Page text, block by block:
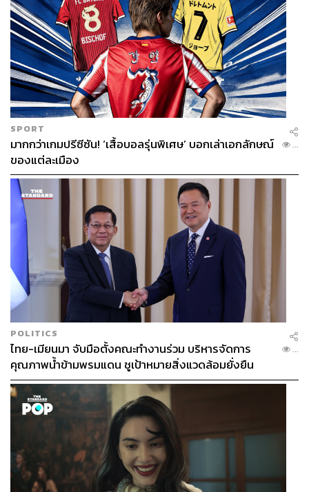
SPORT
มากกว่าเกมปรีซีซัน! ‘เสื้อบอลรุ่นพิเศษ’ บอกเล่าเอกลักษณ์
ของแต่ละเมือง
...
POLITICS
ไทย-เมียนมา จับมือตั้งคณะทำงานร่วม บริหารจัดการ
คุณภาพน้ำข้ามพรมแดน ชูเป้าหมายสิ่งแวดล้อมยั่งยืน
...